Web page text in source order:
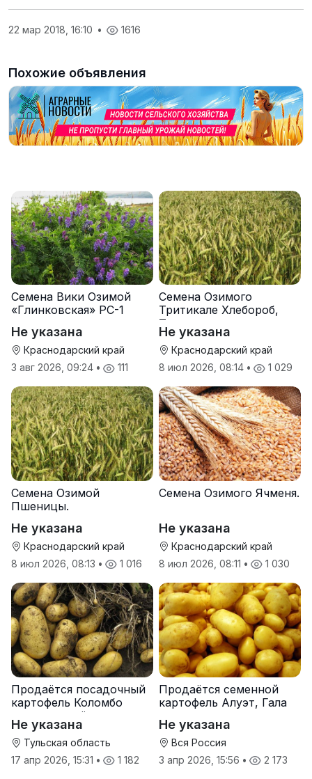
22 мар 2018, 16:10 • 1616
Похожие объявления
Семена Вики Озимой
«Глинковская» РС-1
Не указана
Краснодарский край
3 авг 2026, 09:24 • 111
Семена Озимого
Тритикале Хлебороб,
Тихон
Не указана
Краснодарский край
8 июл 2026, 08:14 • 1 029
Семена Озимой
Пшеницы.
Не указана
Краснодарский край
8 июл 2026, 08:13 • 1 016
Семена Озимого Ячменя.
Не указана
Краснодарский край
8 июл 2026, 08:11 • 1 030
Продаётся посадочный
картофель Коломбо
оптом от трёх тонн
Не указана
Тульская область
17 апр 2026, 15:31 • 1 182
Продаётся семенной
картофель Алуэт, Гала
Не указана
Вся Россия
3 апр 2026, 15:56 • 2 173